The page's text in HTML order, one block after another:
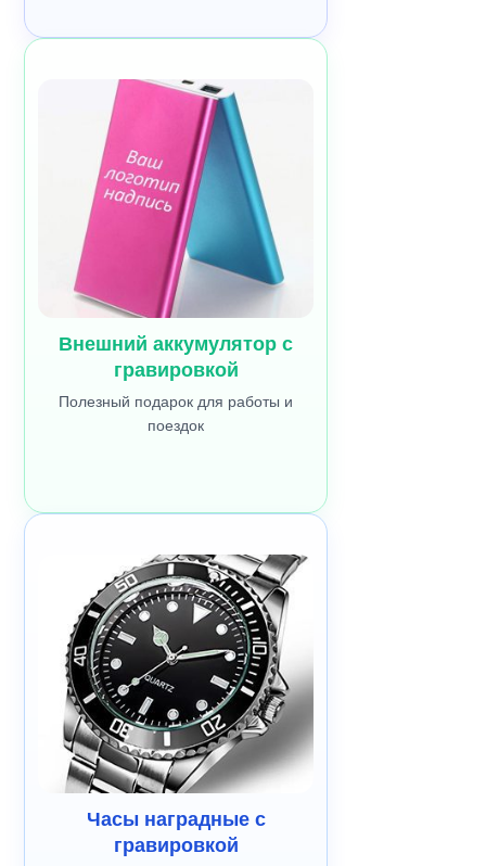
Внешний аккумулятор с
гравировкой
Полезный подарок для работы и
поездок
Часы наградные с
гравировкой